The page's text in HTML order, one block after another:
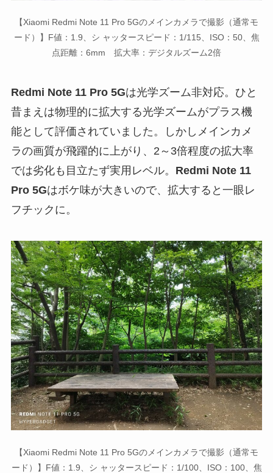
【Xiaomi Redmi Note 11 Pro 5Gのメインカメラで撮影（通常モ
ード）】F値：1.9、シ ャッタースピード：1/115、ISO：50、焦
点距離：6mm 拡大率：デジタルズーム2倍
Redmi Note 11 Pro 5Gは光学ズーム非対応。ひと
昔まえは物理的に拡大する光学ズームがプラス機
能として評価されていました。しかしメインカメ
ラの画質が飛躍的に上がり、2～3倍程度の拡大率
では劣化も目立たず実用レベル。 Redmi Note 11
Pro 5Gはボケ味が大きいので、拡大すると一眼レ
フチックに。
【Xiaomi Redmi Note 11 Pro 5Gのメインカメラで撮影（通常モ
ード）】F値：1.9、シ ャッタースピード：1/100、ISO：100、焦